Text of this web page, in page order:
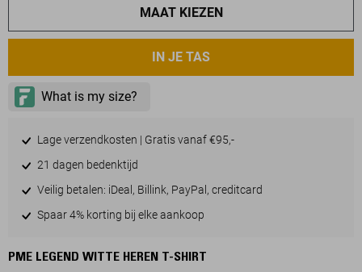
MAAT KIEZEN
IN JE TAS
Lage verzendkosten | Gratis vanaf €95,-
21 dagen bedenktijd
Veilig betalen: iDeal, Billink, PayPal, creditcard
Spaar 4% korting bij elke aankoop
PME LEGEND WITTE HEREN T-SHIRT